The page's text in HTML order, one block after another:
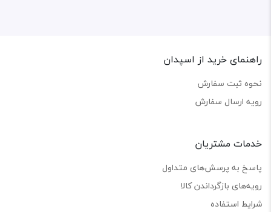
راهنمای خرید از اسپدان
نحوه ثبت سفارش
رویه ارسال سفارش
خدمات مشتریان
پاسخ به پرسش‌های متداول
رویه‌های بازگرداندن کالا
شرایط استفاده